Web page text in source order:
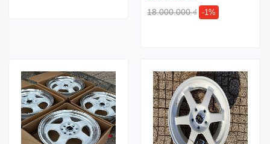
18.000.000₫ -1%